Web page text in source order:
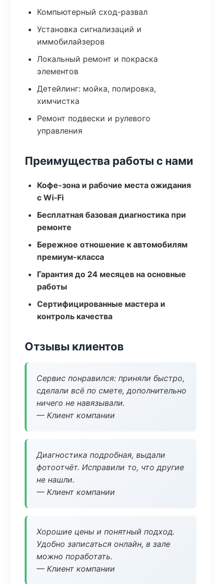
Компьютерный сход-развал
Установка сигнализаций и
иммобилайзеров
Локальный ремонт и покраска
элементов
Детейлинг: мойка, полировка,
химчистка
Ремонт подвески и рулевого
управления
Преимущества работы с нами
Кофе-зона и рабочие места ожидания
с Wi‑Fi
Бесплатная базовая диагностика при
ремонте
Бережное отношение к автомобилям
премиум-класса
Гарантия до 24 месяцев на основные
работы
Сертифицированные мастера и
контроль качества
Отзывы клиентов
Сервис понравился: приняли быстро,
сделали всё по смете, дополнительно
ничего не навязывали.
— Клиент компании
Диагностика подробная, выдали
фотоотчёт. Исправили то, что другие
не нашли.
— Клиент компании
Хорошие цены и понятный подход.
Удобно записаться онлайн, в зале
можно поработать.
— Клиент компании